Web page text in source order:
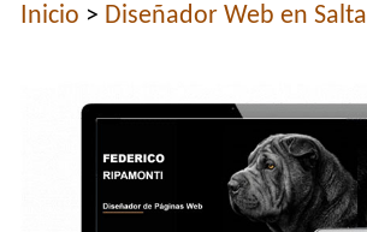
Inicio > Diseñador Web en Salta